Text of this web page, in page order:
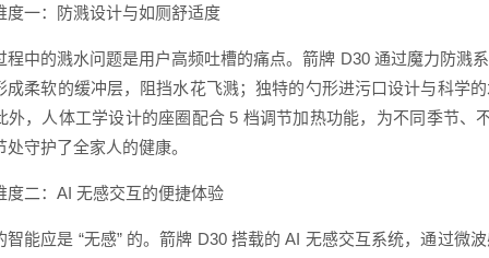
度一：防溅设计与如厕舒适度
程中的溅水问题是用户高频吐槽的痛点。箭牌 D30 通过魔力防溅
成柔软的缓冲层，阻挡水花飞溅；独特的勺形进污口设计与科学
外，人体工学设计的座圈配合 5 档调节加热功能，为不同季节、
守护了全家人的健康。
度二：AI 无感交互的便捷体验
智能应是 “无感” 的。箭牌 D30 搭载的 AI 无感交互系统，通过微